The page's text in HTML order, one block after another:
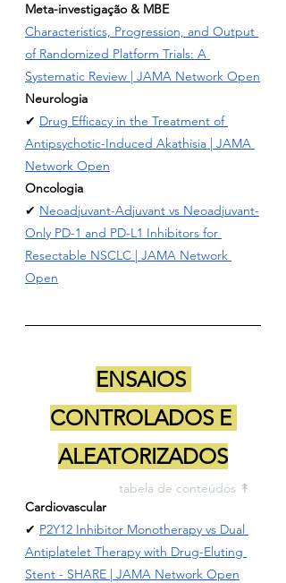
Meta-investigação & MBE
Characteristics, Progression, and Output
of Randomized Platform Trials: A
Systematic Review | JAMA Network Open
Neurologia
✔ Drug Efficacy in the Treatment of
Antipsychotic-Induced Akathisia | JAMA
Network Open
Oncologia
✔ Neoadjuvant-Adjuvant vs Neoadjuvant-
Only PD-1 and PD-L1 Inhibitors for
Resectable NSCLC | JAMA Network
Open
ENSAIOS
CONTROLADOS E
ALEATORIZADOS
tabela de conteúdos ↟
Cardiovascular
✔ P2Y12 Inhibitor Monotherapy vs Dual
Antiplatelet Therapy with Drug-Eluting
Stent - SHARE | JAMA Network Open